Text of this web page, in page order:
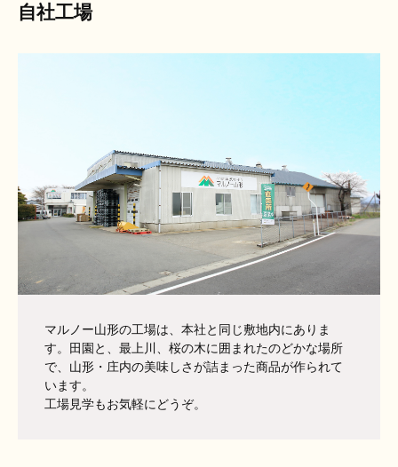
自社工場
マルノー山形の工場は、本社と同じ敷地内にありま
す。田園と、最上川、桜の木に囲まれたのどかな場所
で、山形・庄内の美味しさが詰まった商品が作られて
います。
工場見学もお気軽にどうぞ。